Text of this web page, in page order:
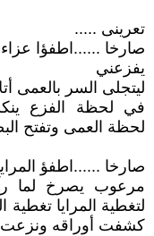
تعرينى .....
صارخا ......اطفؤا عزاء
يفزعني
ليتجلى السر بالعمى
في لحظة الفزع
لحظة العمى وتفتح
صارخا ......اطفؤ
مرعوب يصرخ لما
لتغطية المرايا
كشفت أوراقه ونزعت